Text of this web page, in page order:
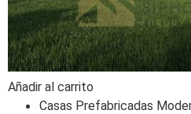
Añadir al carrito
Casas Prefabricadas